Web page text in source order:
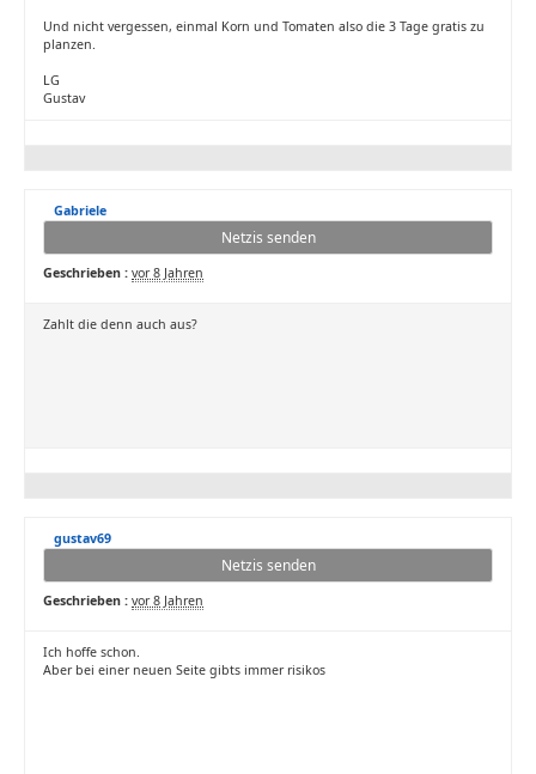
Und nicht vergessen, einmal Korn und Tomaten also die 3 Tage gratis zu
planzen.
LG
Gustav
Gabriele
Netzis senden
Geschrieben : vor 8 Jahren
Zahlt die denn auch aus?
gustav69
Netzis senden
Geschrieben : vor 8 Jahren
Ich hoffe schon.
Aber bei einer neuen Seite gibts immer risikos